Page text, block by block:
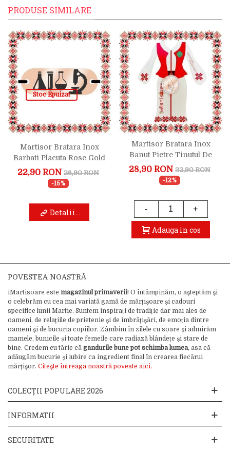
PRODUSE SIMILARE
Stoc Epuizat
Martisor Bratara Inox
Barbati Placuta Rose Gold
Chimist
22,90 RON 26,90 RON
-15%
Detalii...
Martisor Bratara Inox
Banut Pietre Tinutul De
Maini Rose Gold
28,90 RON 32,90 RON
-12%
- +
Adauga in cos
POVESTEA NOASTRĂ
iMartisoare este magazinul primăverii! O întâmpinăm, o așteptăm și
o celebrăm cu cea mai variată gamă de mărțișoare și cadouri
specifice lunii Martie. Suntem inspirați de tradiție dar mai ales de
oameni, de relațiile de prietenie și de îmbrățișări, de emoția dintre
oameni și de bucuria copiilor. Zâmbim în zilele cu soare și admirăm
mamele, bunicile și toate femeile care radiază blândețe și stare de
bine. Credem cu tărie că gândurile bune pot schimba lumea, asa că
adăugăm bucurie și iubire ca ingredient final în crearea fiecărui
mărțișor. Citește întreaga noastră poveste aici.
COLECȚII POPULARE 2026
INFORMATII
SECURITATE